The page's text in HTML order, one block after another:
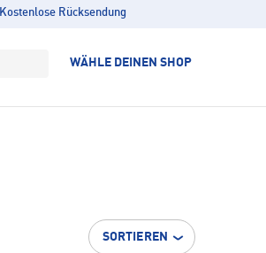
Kostenlose Rücksendung
WÄHLE DEINEN SHOP
SORTIEREN